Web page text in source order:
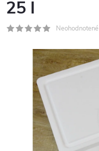
25 l
Neohodnotené